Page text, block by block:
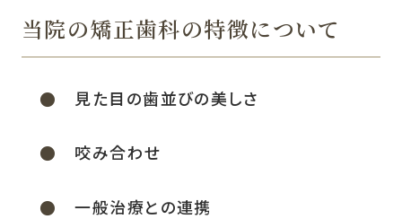
当院の矯正歯科の特徴について
見た目の歯並びの美しさ
咬み合わせ
一般治療との連携